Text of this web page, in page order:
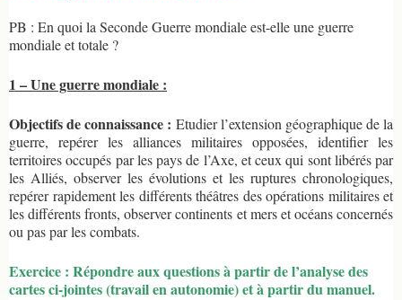
PB : En quoi la Seconde Guerre mondiale est-elle une guerre
mondiale et totale ?
1 – Une guerre mondiale :
Objectifs de connaissance : Etudier l’extension géographique de la
guerre, repérer les alliances militaires opposées, identifier les
territoires occupés par les pays de l’Axe, et ceux qui sont libérés par
les Alliés, observer les évolutions et les ruptures chronologiques,
repérer rapidement les différents théâtres des opérations militaires et
les différents fronts, observer continents et mers et océans concernés
ou pas par les combats.
Exercice : Répondre aux questions à partir de l’analyse des
cartes ci-jointes (travail en autonomie) et à partir du manuel.